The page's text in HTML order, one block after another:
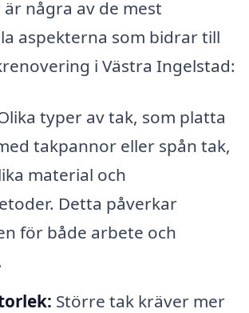
några av de mest
aspekterna som bidrar till
i Västra Ingelstad:
typer av tak, som platta
takpannor eller spån tak,
material och
Detta påverkar
för både arbete och
Större tak kräver mer